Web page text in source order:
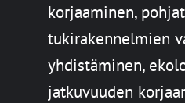
korjaaminen,
tukirakennelmien
yhdistäminen,
jatkuvuuden